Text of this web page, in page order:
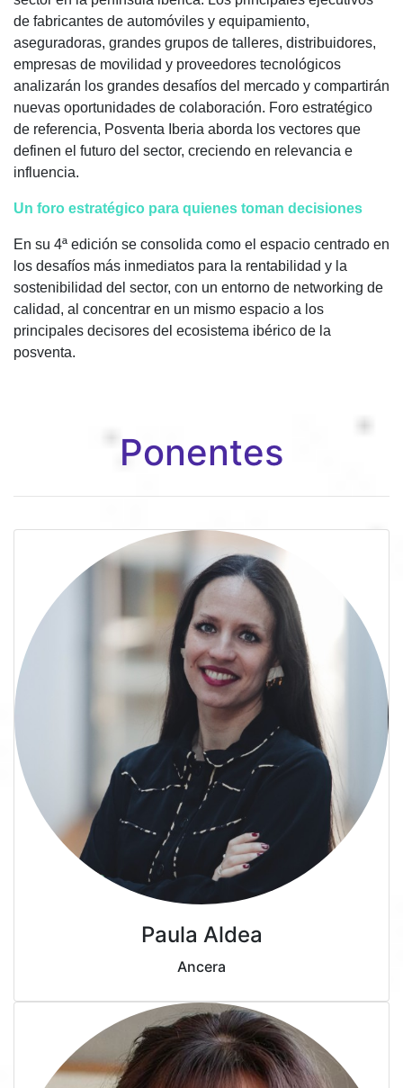
de fabricantes de automóviles y equipamiento,
aseguradoras, grandes grupos de talleres, distribuidores,
empresas de movilidad y proveedores tecnológicos
analizarán los grandes desafíos del mercado y compartirán
nuevas oportunidades de colaboración. Foro estratégico
de referencia, Posventa Iberia aborda los vectores que
definen el futuro del sector, creciendo en relevancia e
influencia.
Un foro estratégico para quienes toman decisiones
En su 4ª edición se consolida como el espacio centrado en
los desafíos más inmediatos para la rentabilidad y la
sostenibilidad del sector, con un entorno de networking de
calidad, al concentrar en un mismo espacio a los
principales decisores del ecosistema ibérico de la
posventa.
Ponentes
Paula Aldea
Ancera